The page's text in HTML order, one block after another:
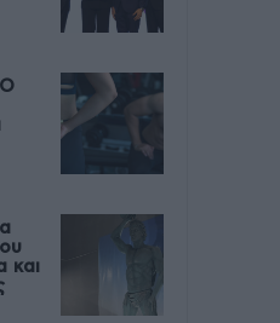
Ο
και